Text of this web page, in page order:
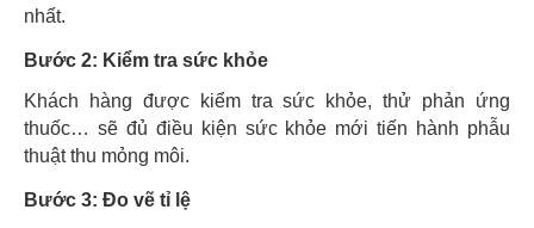
nhất.
Bước 2: Kiểm tra sức khỏe
Khách hàng được kiểm tra sức khỏe, thử phản ứng
thuốc… sẽ đủ điều kiện sức khỏe mới tiến hành phẫu
thuật thu mỏng môi.
Bước 3: Đo vẽ tỉ lệ